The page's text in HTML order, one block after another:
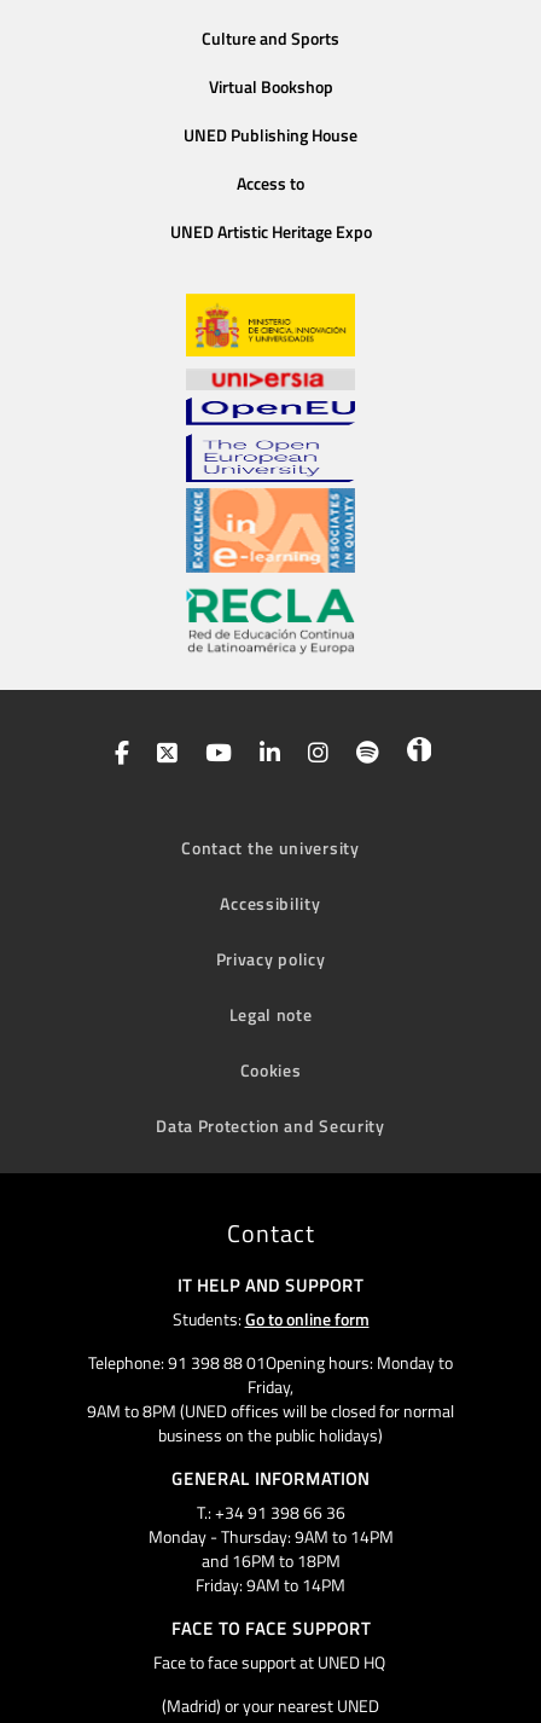
Culture and Sports
Virtual Bookshop
UNED Publishing House
Access to
UNED Artistic Heritage Expo
Contact the university
Accessibility
Privacy policy
Legal note
Cookies
Data Protection and Security
Contact
IT HELP AND SUPPORT
Students:Go to online form
Telephone: 91 398 88 01Opening hours: Monday to
Friday,
9AM to 8PM (UNED offices will be closed for normal
business on the public holidays)
GENERAL INFORMATION
T.: +34 91 398 66 36
Monday - Thursday: 9AM to 14PM
and 16PM to 18PM
Friday: 9AM to 14PM
FACE TO FACE SUPPORT
Face to face support at UNED HQ
(Madrid) or your nearest UNED